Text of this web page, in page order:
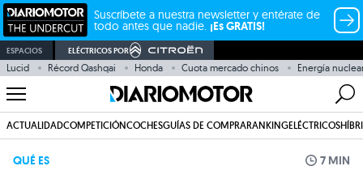
Suscríbete a nuestra newsletter y entérate de
todo antes que nadie. ¡Es GRATIS!
ESPACIOS ELÉCTRICOS POR
Lucid Récord Qashqai Honda Cuota mercado chinos Energía
ACTUALIDADCOMPETICIÓNCOCHESGUÍAS DE COMPRARANKINGELÉCTRICOS
QUÉ ES 7 MIN